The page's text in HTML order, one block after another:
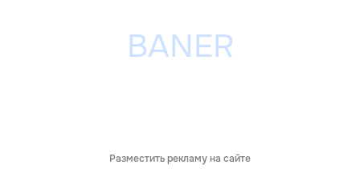
Разместить рекламу на сайте